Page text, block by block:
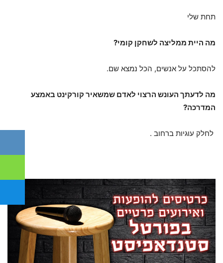
תחת שלי
מה היית ממליצה לשחקן קומי?
להסתכל על אנשים, הכל נמצא שם.
מה לדעתך העונש הרצוי לאדם שמשאיר קורקינט באמצע
המדרכה?
לחלק עוגיות ברחוב .